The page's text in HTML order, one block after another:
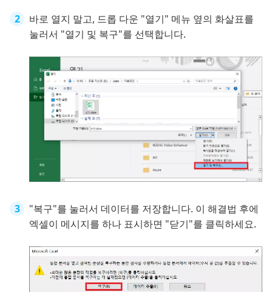
바로 열지 말고, 드롭 다운 "열기" 메뉴 옆의 화살표를
눌러서 "열기 및 복구"를 선택합니다.
"복구"를 눌러서 데이터를 저장합니다. 이 해결법 후에
엑셀이 메시지를 하나 표시하면 "닫기"를 클릭하세요.